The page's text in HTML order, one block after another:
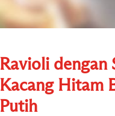
Ravioli dengan
Kacang Hitam
Putih